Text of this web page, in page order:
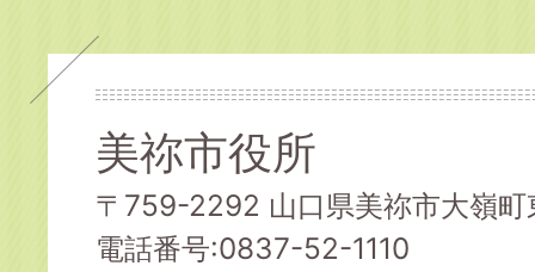
美祢市役所
〒759-2292 山口県美祢市大嶺
電話番号:0837-52-1110